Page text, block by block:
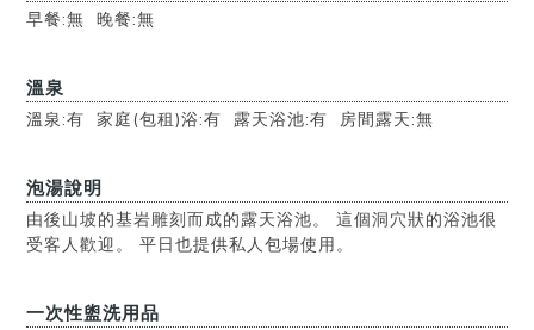
早餐:無 晚餐:無
溫泉
溫泉:有 家庭(包租)浴:有 露天浴池:有 房間露天:無
泡湯說明
由後山坡的基岩雕刻而成的露天浴池。 這個洞穴狀的浴池很
受客人歡迎。 平日也提供私人包場使用。
一次性盥洗用品